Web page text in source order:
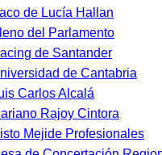
de Lucía Hallan
del Parlamento
de Santander
de Cantabria
Carlos Alcalá
Rajoy Cintora
Mejide Profesionales